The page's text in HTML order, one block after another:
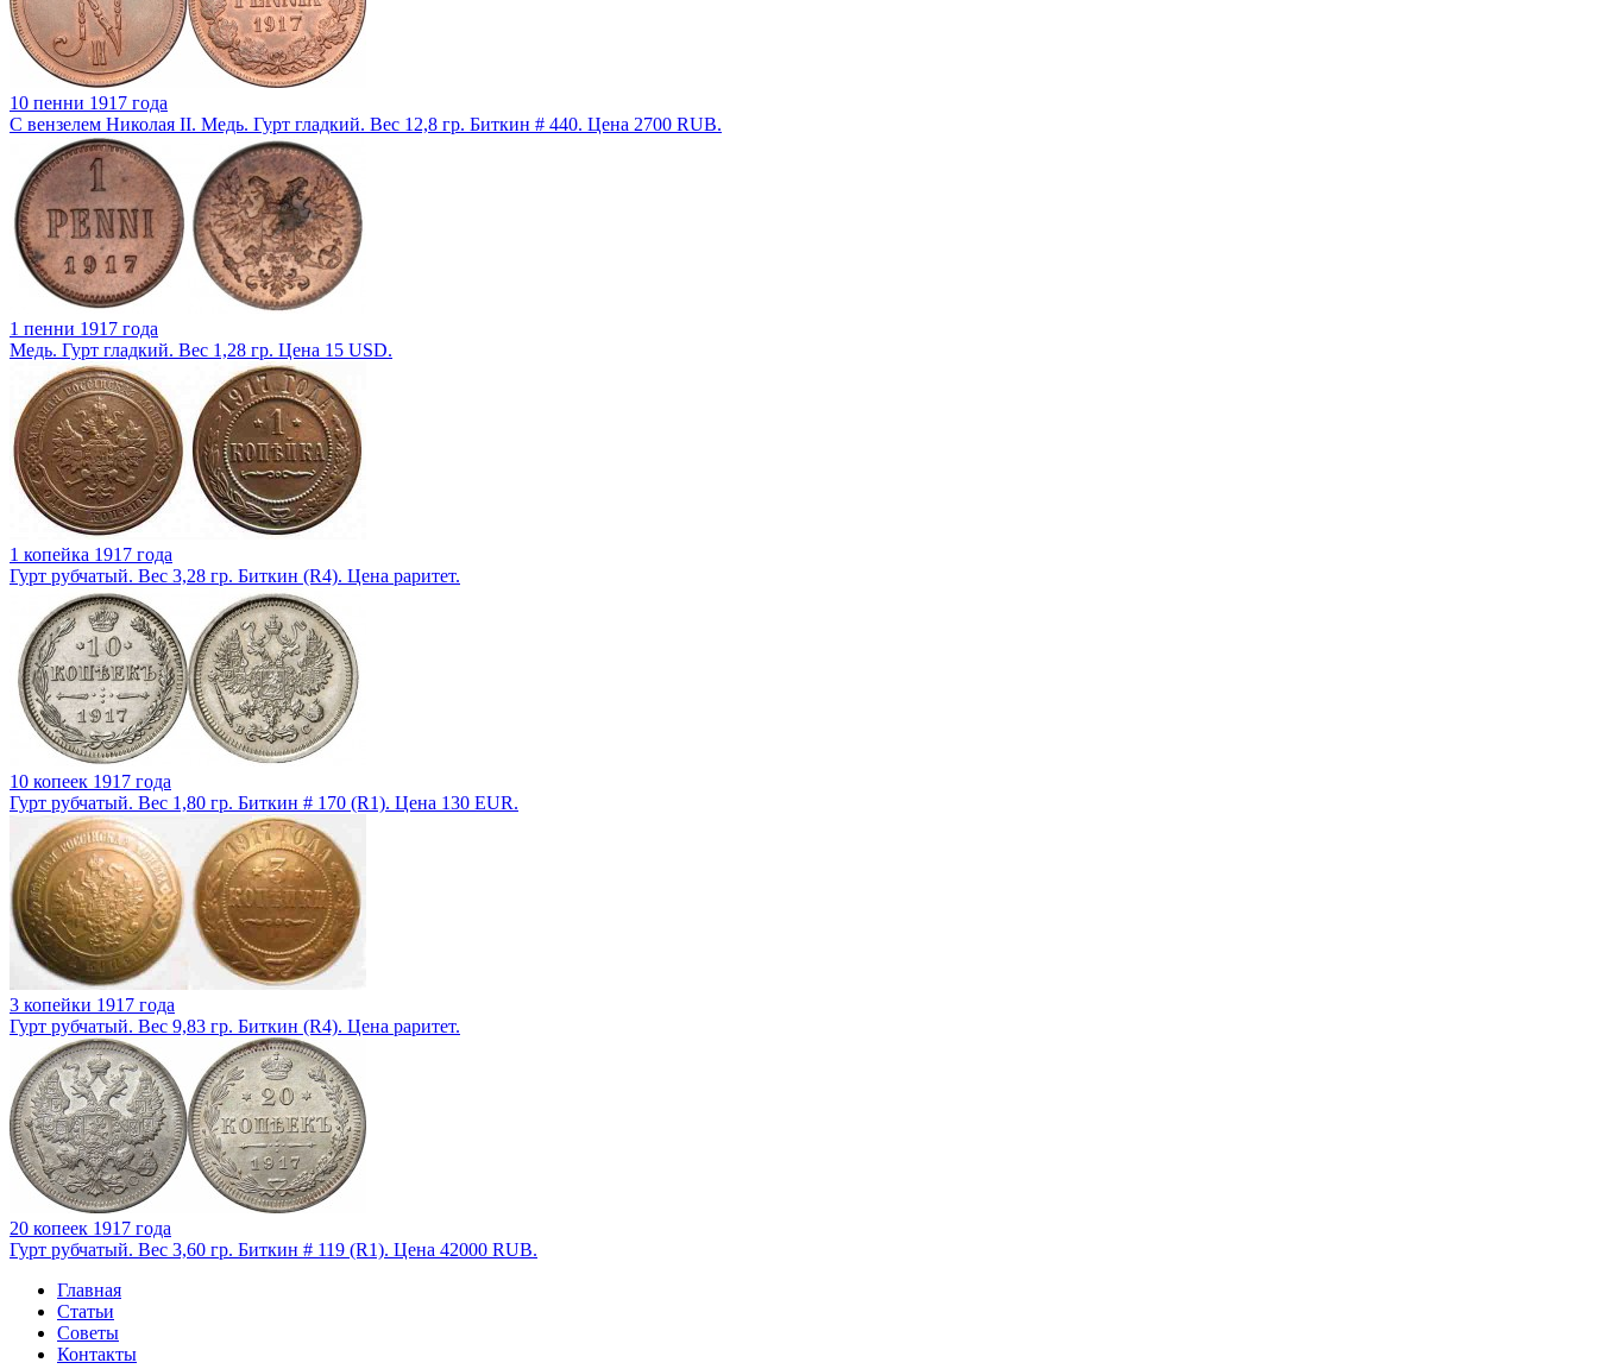
10 пенни 1917 года
С вензелем Николая II. Медь. Гурт гладкий. Вес 12,8 гр. Биткин # 440. Цена 2700 RUB.
1 пенни 1917 года
Медь. Гурт гладкий. Вес 1,28 гр. Цена 15 USD.
1 копейка 1917 года
Гурт рубчатый. Вес 3,28 гр. Биткин (R4). Цена раритет.
10 копеек 1917 года
Гурт рубчатый. Вес 1,80 гр. Биткин # 170 (R1). Цена 130 EUR.
3 копейки 1917 года
Гурт рубчатый. Вес 9,83 гр. Биткин (R4). Цена раритет.
20 копеек 1917 года
Гурт рубчатый. Вес 3,60 гр. Биткин # 119 (R1). Цена 42000 RUB.
Главная
Статьи
Советы
Контакты